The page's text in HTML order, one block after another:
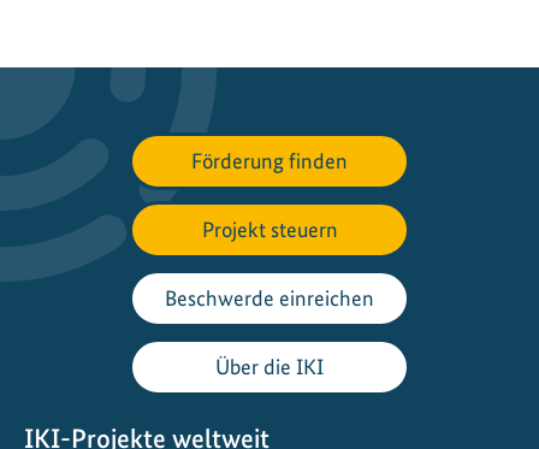
Förderung finden
Projekt steuern
Beschwerde einreichen
Über die IKI
IKI-Projekte weltweit